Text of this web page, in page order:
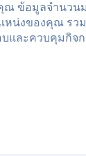
ข้อมูลจำนวนม
หน่งของคุณ รว
และควบคุมกิจ